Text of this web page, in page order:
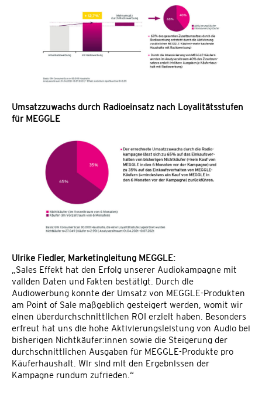
Umsatzzuwachs durch Radioeinsatz nach Loyalitätsstufen
für MEGGLE
Ulrike Fiedler, Marketingleitung MEGGLE:
„Sales Effekt hat den Erfolg unserer Audiokampagne mit
validen Daten und Fakten bestätigt. Durch die
Audiowerbung konnte der Umsatz von MEGGLE-Produkten
am Point of Sale maßgeblich gesteigert werden, womit wir
einen überdurchschnittlichen ROI erzielt haben. Besonders
erfreut hat uns die hohe Aktivierungsleistung von Audio bei
bisherigen Nichtkäufer:innen sowie die Steigerung der
durchschnittlichen Ausgaben für MEGGLE-Produkte pro
Käuferhaushalt. Wir sind mit den Ergebnissen der
Kampagne rundum zufrieden.“